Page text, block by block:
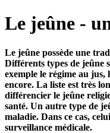
Le jeûne -
Le jeûne possède une
Différents types de jeûne
exemple le régime au jus,
encore. La liste est très
différencier le jeûne
santé. Un autre type de
maladie. Dans ce cas,
surveillance médicale.